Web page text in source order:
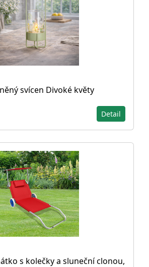
svícen Divoké květy
Detail
s kolečky a sluneční clonou,